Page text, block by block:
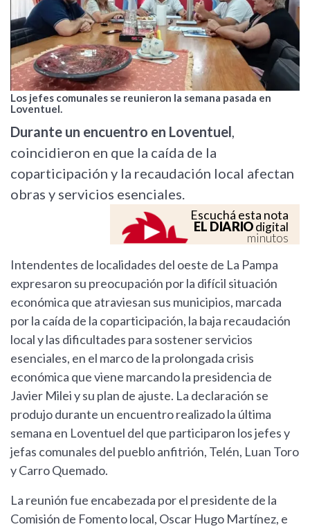
Los jefes comunales se reunieron la semana pasada en
Loventuel.
Durante un encuentro en Loventuel ,
coincidieron en que la caída de la
coparticipación y la recaudación local afectan
obras y servicios esenciales.
Escuchá esta nota
EL DIARIOdigital
minutos
Intendentes de localidades del oeste de La Pampa
expresaron su preocupación por la difícil situación
económica que atraviesan sus municipios, marcada
por la caída de la coparticipación, la baja recaudación
local y las dificultades para sostener servicios
esenciales, en el marco de la prolongada crisis
económica que viene marcando la presidencia de
Javier Milei y su plan de ajuste. La declaración se
produjo durante un encuentro realizado la última
semana en Loventuel del que participaron los jefes y
jefas comunales del pueblo anfitrión, Telén, Luan Toro
y Carro Quemado.
La reunión fue encabezada por el presidente de la
Comisión de Fomento local, Oscar Hugo Martínez, e